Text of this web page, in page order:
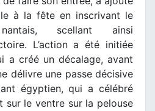
à la fête en inscrivant le
scellant ainsi
L’action a été initiée
a créé un décalage, avant
délivre une passe décisive
égyptien, qui a célébré
sur le ventre sur la pelouse